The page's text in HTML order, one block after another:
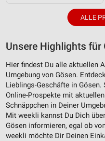
ALLE
Unsere Highlights für
Hier findest Du alle aktuellen
Umgebung von Gösen.
Lieblings-Geschäfte in
Online-Prospekte mit
Schnäppchen in Deiner
Mit weekli kannst Du Dich
Gösen informieren, egal ob
weekli möchte Dir Deinen
personalisierter Inhalte
Messung der Werbeleistung
Messung der Performance
Analyse von Zielgruppen
Kombinationen von Daten
Quellen
Entwicklung und
Verwendung reduzierter
Inhalten